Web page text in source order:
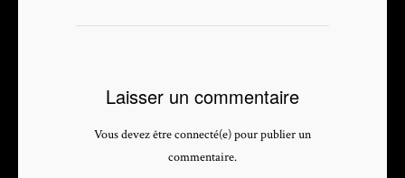
Laisser un commentaire
Vous devez être connecté(e) pour publier un
commentaire.